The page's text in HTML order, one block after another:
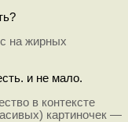
на жирных
и не мало.
в контексте
картиночек —